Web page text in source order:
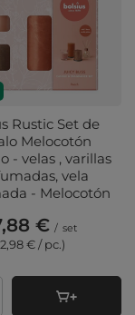
Rustic Set de
Melocotón
- velas , varillas
vela
- Melocotón
€ / set
€ / pc.)
de productos